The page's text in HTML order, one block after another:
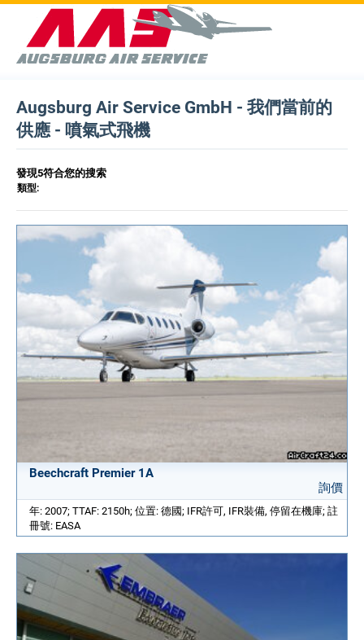
Augsburg Air Service GmbH - 我們當前的
供應 - 噴氣式飛機
發現5符合您的搜索
類型:
Beechcraft Premier 1A
詢價
年: 2007; TTAF: 2150h; 位置: 德國; IFR許可, IFR裝備, 停留在機庫; 註
冊號: EASA